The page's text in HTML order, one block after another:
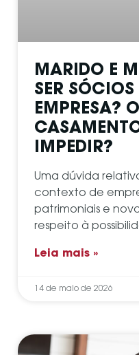
MARIDO E
SER
EMPRESA?
IMPEDIR?
Uma dúvida
contexto de
patrimoniais e
respeito à
Leia mais »
14 de maio de 2026